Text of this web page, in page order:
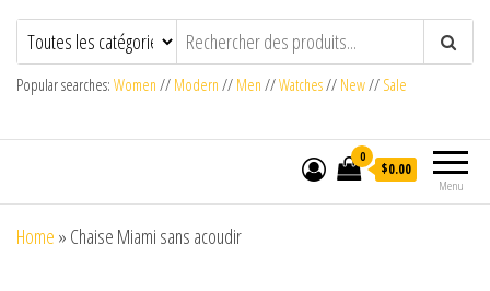
Popular searches: Women // Modern // Men //Watches// New// Sale
Menu
0
$0.00
Home » Chaise Miami sans acoudir